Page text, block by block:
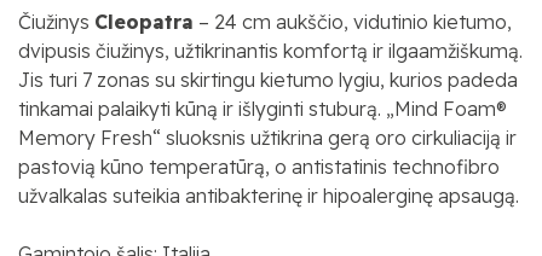
Čiužinys Cleopatra – 24 cm aukščio, vidutinio kietumo,
dvipusis čiužinys, užtikrinantis komfortą ir ilgaamžiškumą.
Jis turi 7 zonas su skirtingu kietumo lygiu, kurios padeda
tinkamai palaikyti kūną ir išlyginti stuburą. „Mind Foam®
Memory Fresh“ sluoksnis užtikrina gerą oro cirkuliaciją ir
pastovią kūno temperatūrą, o antistatinis technofibro
užvalkalas suteikia antibakterinę ir hipoalerginę apsaugą.